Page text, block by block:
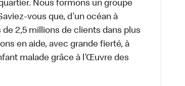
Nous formons un groupe
vous que, d’un océan à
2,5 millions de clients dans plus
en aide, avec grande fierté, à
malade grâce à l’Œuvre des